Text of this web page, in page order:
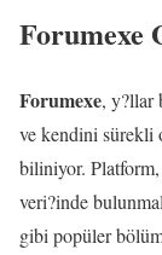
Forumexe
Forumexe, y?llar
ve kendini sürekli
biliniyor.
veri?inde
gibi popüler